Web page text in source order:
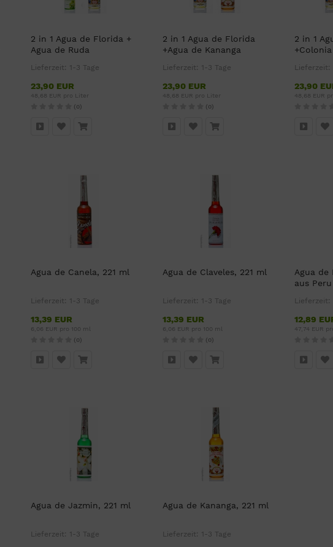
2 in 1 Agua de Florida +
Agua de Ruda
Lieferzeit: 1-3 Tage
23,90 EUR
48,68 EUR pro Liter
(0)
2 in 1 Agua de Florida
+Agua de Kananga
Lieferzeit: 1-3 Tage
23,90 EUR
48,68 EUR pro Liter
(0)
2 in 1
Lieferzeit:
23,90
48,68 EUR
Agua de Canela, 221 ml
Lieferzeit: 1-3 Tage
13,39 EUR
6,06 EUR pro 100 ml
(0)
Agua de Claveles, 221 ml
Lieferzeit: 1-3 Tage
13,39 EUR
6,06 EUR pro 100 ml
(0)
Agua de
aus Peru
Lieferzeit:
12,89
47,74 EUR
Agua de Jazmin, 221 ml
Lieferzeit: 1-3 Tage
Agua de Kananga, 221 ml
Lieferzeit: 1-3 Tage